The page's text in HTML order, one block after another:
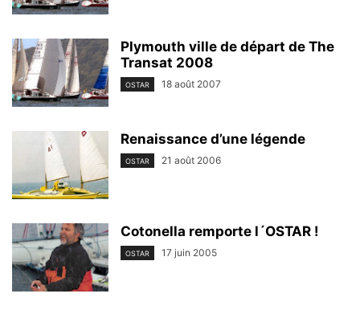
Plymouth ville de départ de The
Transat 2008
OSTAR 18 août 2007
Renaissance d’une légende
OSTAR 21 août 2006
Cotonella remporte l´OSTAR !
OSTAR 17 juin 2005